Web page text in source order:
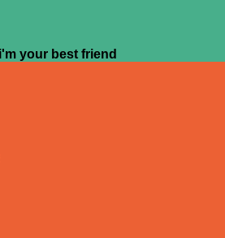
your best friend